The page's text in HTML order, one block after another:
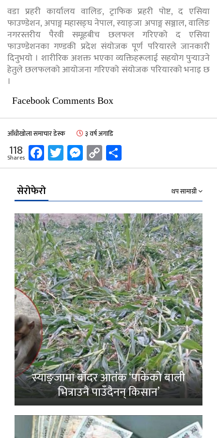
वडा प्रहरी कार्यालय वालिङ, ट्राफिक प्रहरी पोष्ट, द एसिया
फाउण्डेशन, अपाङ्ग महासङ्घ नेपाल, स्याङ्जा अपाङ्ग सञ्जाल, वालिङ
नगरस्तरीय पैरवी समूहबीच छलफल गरिएको द एसिया
फाउण्डेशनका गण्डकी प्रदेश संयोजक पूर्ण परियारले जानकारी
दिनुभयो । शारीरिक अशक्त भएका व्यक्तिहरूलाई सहयोग पुर्‍याउने
हेतुले छलफलको आयोजना गरिएको संयोजक परियारको भनाइ छ
।
Facebook Comments Box
आँधीखोला समाचार डेस्क ३ वर्ष अगाडि
118
Shares Facebook
Twitter
Messenger
Copy
Link
सेरोफेरो थप सामाग्री
स्याङ्जामा बाँदर आतंक ‘पाकेको बाली
भित्राउनै पाउँदैनन् किसान’